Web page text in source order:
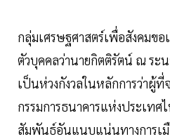
กลุ่มเศรษฐศาสตร์เพื่อสังคมขอ
ตัวบุคคลว่านายกิตติรัตน์ ณ ระ
เป็นห่วงกังวลในหลักการว่าผู้ที่
กรรมการธนาคารแห่งประเทศ
สัมพันธ์อันแนบแน่นทางการเมื